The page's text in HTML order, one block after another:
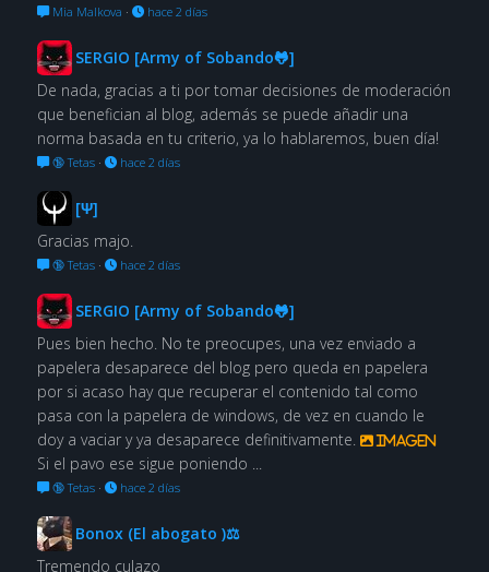
Mia Malkova · hace 2 días
SERGIO [Army of Sobando🐸]
De nada, gracias a ti por tomar decisiones de moderación
que benefician al blog, además se puede añadir una
norma basada en tu criterio, ya lo hablaremos, buen día!
🔞 Tetas· hace 2 días
[Ψ]
Gracias majo.
🔞 Tetas· hace 2 días
SERGIO [Army of Sobando🐸]
Pues bien hecho. No te preocupes, una vez enviado a
papelera desaparece del blog pero queda en papelera
por si acaso hay que recuperar el contenido tal como
pasa con la papelera de windows, de vez en cuando le
doy a vaciar y ya desaparece definitivamente.
Imagen
Si el pavo ese sigue poniendo ...
🔞 Tetas· hace 2 días
Bonox (El abogato )⚖
Tremendo culazo